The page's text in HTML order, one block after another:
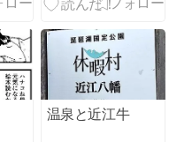
温泉と近江牛